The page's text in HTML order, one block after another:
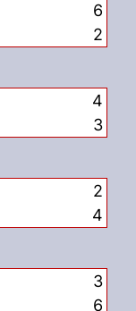
6
2
4
3
2
4
3
6